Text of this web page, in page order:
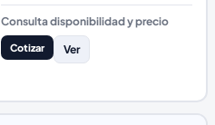
Consulta disponibilidad y precio
Cotizar Ver